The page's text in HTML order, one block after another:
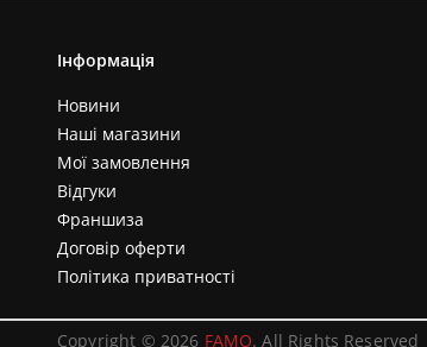
Інформація
Новини
Наші магазини
Мої замовлення
Відгуки
Франшиза
Договір оферти
Політика приватності
Copyright © 2026 FAMO. All Rights Reserved